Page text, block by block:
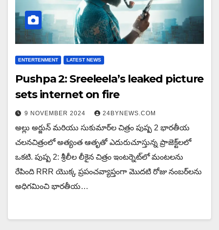
ENTERTENMENT LATEST NEWS
Pushpa 2: Sreeleela’s leaked picture
sets internet on fire
9 NOVEMBER 2024 24BYNEWS.COM
అల్లు అర్జున్ మరియు సుకుమార్‌ల చిత్రం పుష్ప 2 భారతీయ
చలనచిత్రంలో అత్యంత ఆతృతో ఎదురుచూస్తున్న ప్రాజెక్ట్‌లలో
ఒకటి. పుష్ప 2: శ్రీలీల లీకైన చిత్రం ఇంటర్నెట్‌లో మంటలను
రేపింది RRR యొక్క ప్రపంచవ్యాప్తంగా మొదటి రోజు నంబర్‌లను
అధిగమించి భారతీయ…